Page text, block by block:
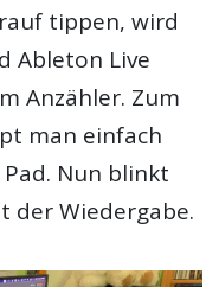
tippen, wird
Ableton Live
Anzähler. Zum
man einfach
Nun blinkt
der Wiedergabe.